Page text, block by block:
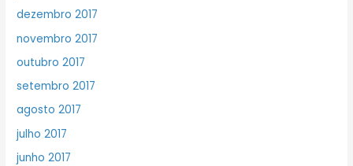
dezembro 2017
novembro 2017
outubro 2017
setembro 2017
agosto 2017
julho 2017
junho 2017